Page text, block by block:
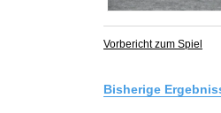
Vorbericht zum Spiel
Bisherige